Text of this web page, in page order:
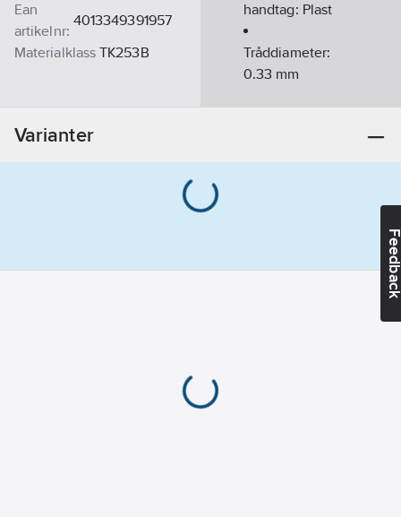
Ean
artikelnr:
4013349391957
Materialklass TK253B
handtag: Plast
Tråddiameter:
0.33 mm
mm
Varianter